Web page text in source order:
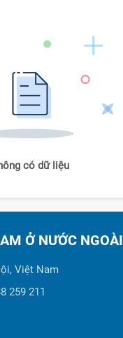
có dữ liệu
Ở NƯỚC NGOÀI
Việt Nam
259 211